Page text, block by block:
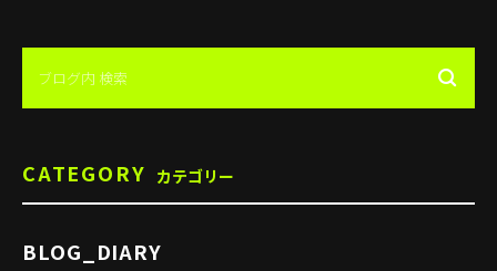
CATEGORY カテゴリー
BLOG_DIARY